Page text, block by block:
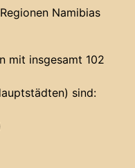
mit insgesamt 102
sind: